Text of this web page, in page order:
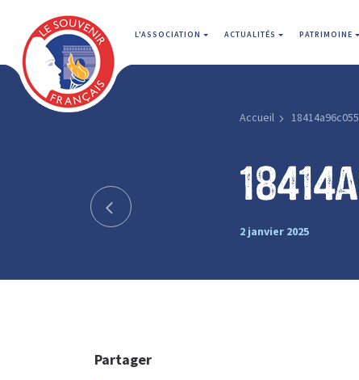
L'ASSOCIATION ACTUALITÉS PATRIMOINE
Accueil
2 janvier 2025
Partager